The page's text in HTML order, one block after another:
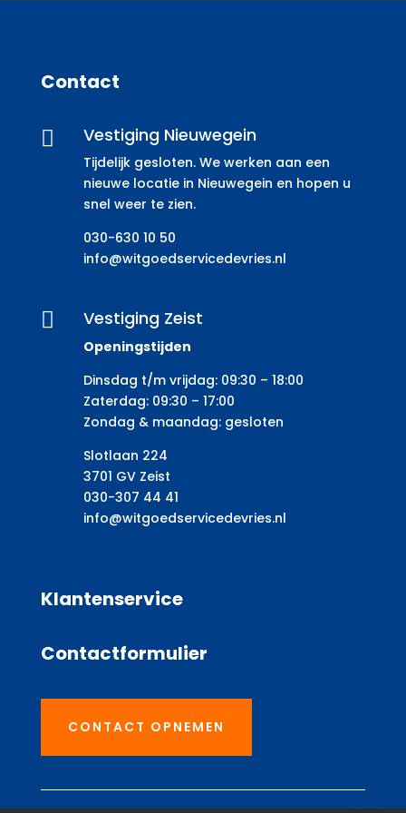
Contact
 Vestiging Nieuwegein
Tijdelijk gesloten. We werken aan een
nieuwe locatie in Nieuwegein en hopen u
snel weer te zien.
030-630 10 50
info@witgoedservicedevries.nl
 Vestiging Zeist
Openingstijden
Dinsdag t/m vrijdag: 09:30 – 18:00
Zaterdag: 09:30 – 17:00
Zondag & maandag: gesloten
Slotlaan 224
3701 GV Zeist
030-307 44 41
info@witgoedservicedevries.nl
Klantenservice
Contactformulier
CONTACT OPNEMEN